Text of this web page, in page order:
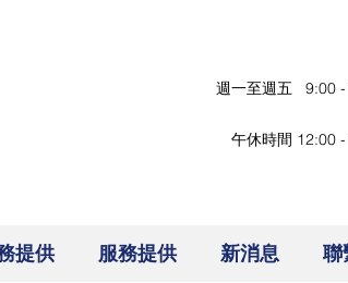
週一至週五 9:00 -
午休時間 12:00
提供 服務提供 新消息 聯